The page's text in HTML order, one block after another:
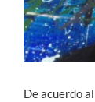
De acuerdo